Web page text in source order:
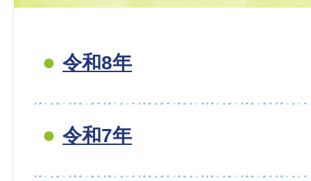
令和8年
令和7年